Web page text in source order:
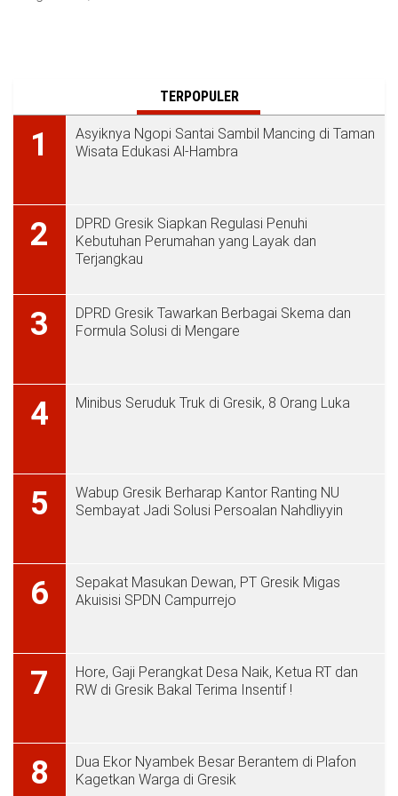
TERPOPULER
1
Asyiknya Ngopi Santai Sambil Mancing di Taman
Wisata Edukasi Al-Hambra
2
DPRD Gresik Siapkan Regulasi Penuhi
Kebutuhan Perumahan yang Layak dan
Terjangkau
3
DPRD Gresik Tawarkan Berbagai Skema dan
Formula Solusi di Mengare
4 Minibus Seruduk Truk di Gresik, 8 Orang Luka
5
Wabup Gresik Berharap Kantor Ranting NU
Sembayat Jadi Solusi Persoalan Nahdliyyin
6
Sepakat Masukan Dewan, PT Gresik Migas
Akuisisi SPDN Campurrejo
7
Hore, Gaji Perangkat Desa Naik, Ketua RT dan
RW di Gresik Bakal Terima Insentif !
8
Dua Ekor Nyambek Besar Berantem di Plafon
Kagetkan Warga di Gresik